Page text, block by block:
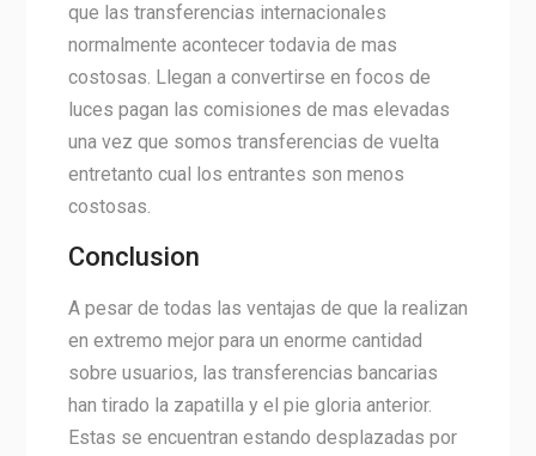
que las transferencias internacionales
normalmente acontecer todavia de mas
costosas. Llegan a convertirse en focos de
luces pagan las comisiones de mas elevadas
una vez que somos transferencias de vuelta
entretanto cual los entrantes son menos
costosas.
Conclusion
A pesar de todas las ventajas de que la realizan
en extremo mejor para un enorme cantidad
sobre usuarios, las transferencias bancarias
han tirado la zapatilla y el pie gloria anterior.
Estas se encuentran estando desplazadas por